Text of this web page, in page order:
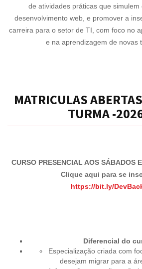
de atividades práticas que simulem
desenvolvimento web, e promover a
carreira para o setor de TI, com foco no
e na aprendizagem de novas
MATRICULAS
TURMA -
CURSO PRESENCIAL AOS SÁBADOS
Clique aqui para se
https://bit.ly/
Diferencial do
Especialização criada com
desejam migrar para a